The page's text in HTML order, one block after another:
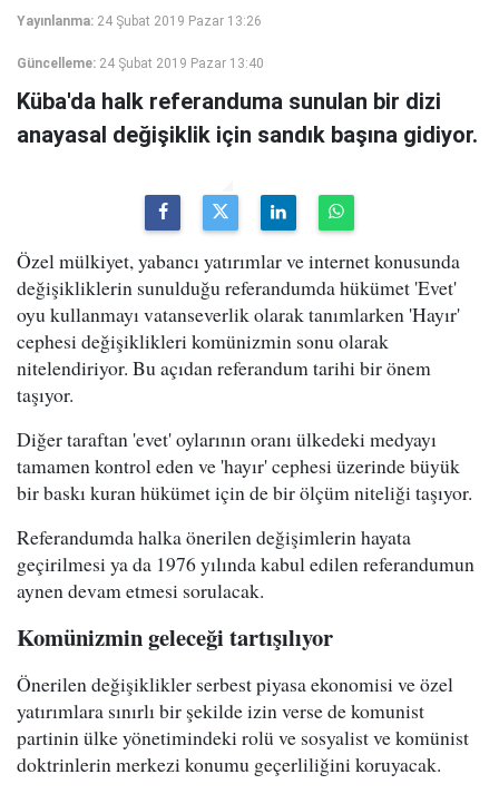
Yayınlanma: 24 Şubat 2019 Pazar 13:26
Güncelleme: 24 Şubat 2019 Pazar 13:40
Küba'da halk referanduma sunulan bir dizi
anayasal değişiklik için sandık başına gidiyor.
Özel mülkiyet, yabancı yatırımlar ve internet konusunda
değişikliklerin sunulduğu referandumda hükümet 'Evet'
oyu kullanmayı vatanseverlik olarak tanımlarken 'Hayır'
cephesi değişiklikleri komünizmin sonu olarak
nitelendiriyor. Bu açıdan referandum tarihi bir önem
taşıyor.
Diğer taraftan 'evet' oylarının oranı ülkedeki medyayı
tamamen kontrol eden ve 'hayır' cephesi üzerinde büyük
bir baskı kuran hükümet için de bir ölçüm niteliği taşıyor.
Referandumda halka önerilen değişimlerin hayata
geçirilmesi ya da 1976 yılında kabul edilen referandumun
aynen devam etmesi sorulacak.
Komünizmin geleceği tartışılıyor
Önerilen değişiklikler serbest piyasa ekonomisi ve özel
yatırımlara sınırlı bir şekilde izin verse de komunist
partinin ülke yönetimindeki rolü ve sosyalist ve komünist
doktrinlerin merkezi konumu geçerliliğini koruyacak.